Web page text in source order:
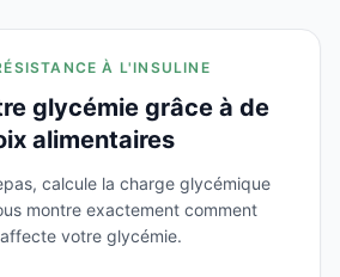
À L'INSULINE
glycémie grâce à de
alimentaires
calcule la charge glycémique
montre exactement comment
votre glycémie.